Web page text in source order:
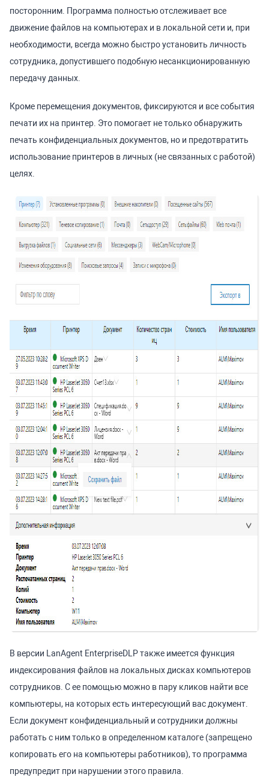
посторонним. Программа полностью отслеживает все
движение файлов на компьютерах и в локальной сети и, при
необходимости, всегда можно быстро установить личность
сотрудника, допустившего подобную несанкционированную
передачу данных.
Кроме перемещения документов, фиксируются и все события
печати их на принтер. Это помогает не только обнаружить
печать конфиденциальных документов, но и предотвратить
использование принтеров в личных (не связанных с работой)
целях.
В версии LanAgent EnterpriseDLP также имеется функция
индексирования файлов на локальных дисках компьютеров
сотрудников. С ее помощью можно в пару кликов найти все
компьютеры, на которых есть интересующий вас документ.
Если документ конфиденциальный и сотрудники должны
работать с ним только в определенном каталоге (запрещено
копировать его на компьютеры работников), то программа
предупредит при нарушении этого правила.